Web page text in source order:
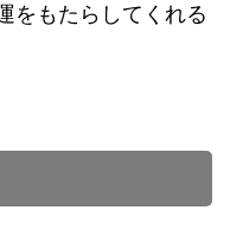
をもたらしてくれる